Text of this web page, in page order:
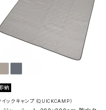
納
イックキャンプ（QUICKCAMP）